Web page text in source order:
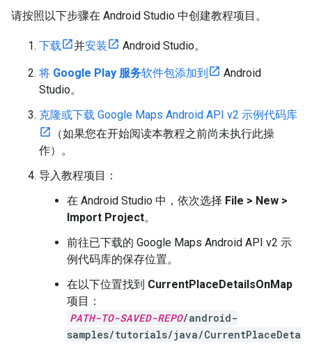
请按照以下步骤在 Android Studio 中创建教程项目。
下载 并安装 Android Studio。
将 Google Play 服务软件包添加到
Android
Studio。
克隆或下载 Google Maps Android API v2 示例代码库
（如果您在开始阅读本教程之前尚未执行此操
作）。
导入教程项目：
在 Android Studio 中，依次选择 File > New >
Import Project。
前往已下载的 Google Maps Android API v2 示
例代码库的保存位置。
在以下位置找到 CurrentPlaceDetailsOnMap
项目：
PATH-TO-SAVED-REPO/android-
samples/tutorials/java/CurrentPlaceDeta